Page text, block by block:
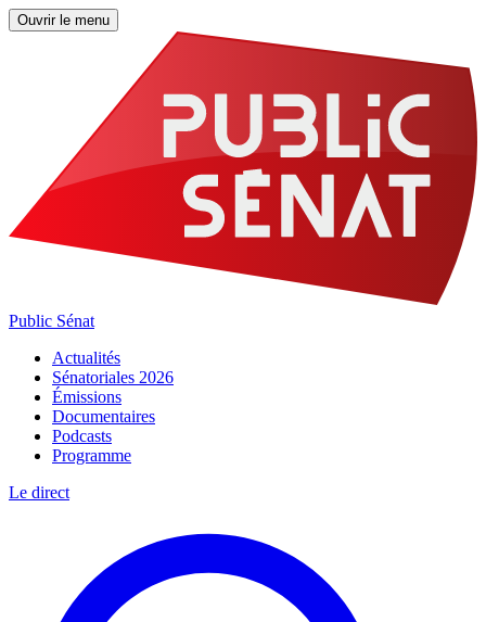
Ouvrir le menu
Public Sénat
Actualités
Sénatoriales 2026
Émissions
Documentaires
Podcasts
Programme
Le direct